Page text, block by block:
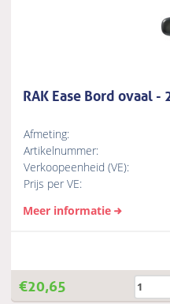
RAK Ease Bord ovaal
Afmeting:
Artikelnummer:
Verkoopeenheid (VE):
Prijs per VE:
Meer informatie
€20,65